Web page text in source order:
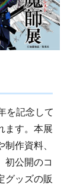
を記念して
ます。本展
作資料、
初公開のコ
グッズの販